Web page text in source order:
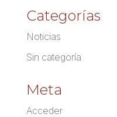
Categorías
Noticias
Sin categoría
Meta
Acceder